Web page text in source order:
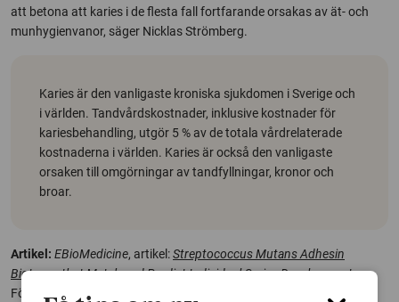
att betona att karies i de flesta fall fortfarande orsakas av ät- och
munhygienvanor, säger Nicklas Strömberg.
Karies är den vanligaste kroniska sjukdomen i Sverige och
i världen. Tandvårdskostnader, inklusive kostnader för
kariesbehandling, utgör 5 % av de totala vårdrelaterade
kostnaderna i världen. Karies är också den vanligaste
orsaken till omgörningar av tandfyllningar, kronor och
broar.
Artikel: EBioMedicine, artikel:Streptococcus MutansAdhesin
Biotypes that Match and Predict Individual Caries Development.
Författare: Anders Esberg, Nongfei Sheng, Lena Mårell, Rolf